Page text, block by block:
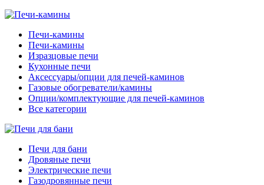
Печи-камины
Печи-камины
Изразцовые печи
Кухонные печи
Аксессуары/опции для печей-каминов
Газовые обогреватели/камины
Опции/комплектующие для печей-каминов
Все категории
Печи для бани
Дровяные печи
Электрические печи
Газодровянные печи